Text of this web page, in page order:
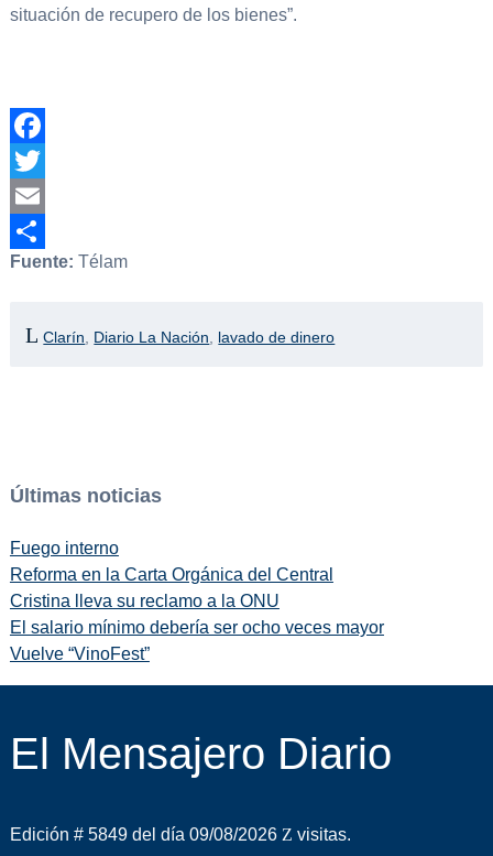
situación de recupero de los bienes”.
Facebook
Twitter
Email
Compartir
Fuente: Télam
Clarín Diario La Nación lavado de dinero
Últimas noticias
Fuego interno
Reforma en la Carta Orgánica del Central
Cristina lleva su reclamo a la ONU
El salario mínimo debería ser ocho veces mayor
Vuelve “VinoFest”
El Mensajero Diario
Edición # 5849 del día 09/08/2026 visitas.